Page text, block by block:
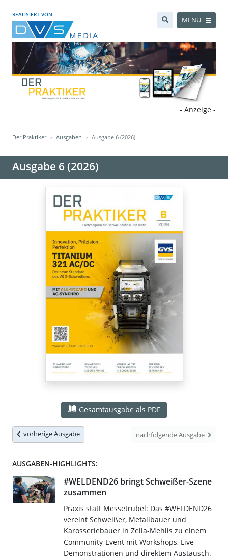
REALISIERT VON
MENÜ
- Anzeige -
Der Praktiker Ausgaben Ausgabe 6 (2026)
Ausgabe 6 (2026)
Gesamtausgabe als PDF
vorherige Ausgabe nachfolgende Ausgabe
AUSGABEN-HIGHLIGHTS:
#WELDEND26 bringt Schweißer-Szene
zusammen
Praxis statt Messetrubel: Das #WELDEND26
vereint Schweißer, Metallbauer und
Karosseriebauer in Zella-Mehlis zu einem
Community-Event mit Workshops, Live-
Demonstrationen und direktem Austausch.